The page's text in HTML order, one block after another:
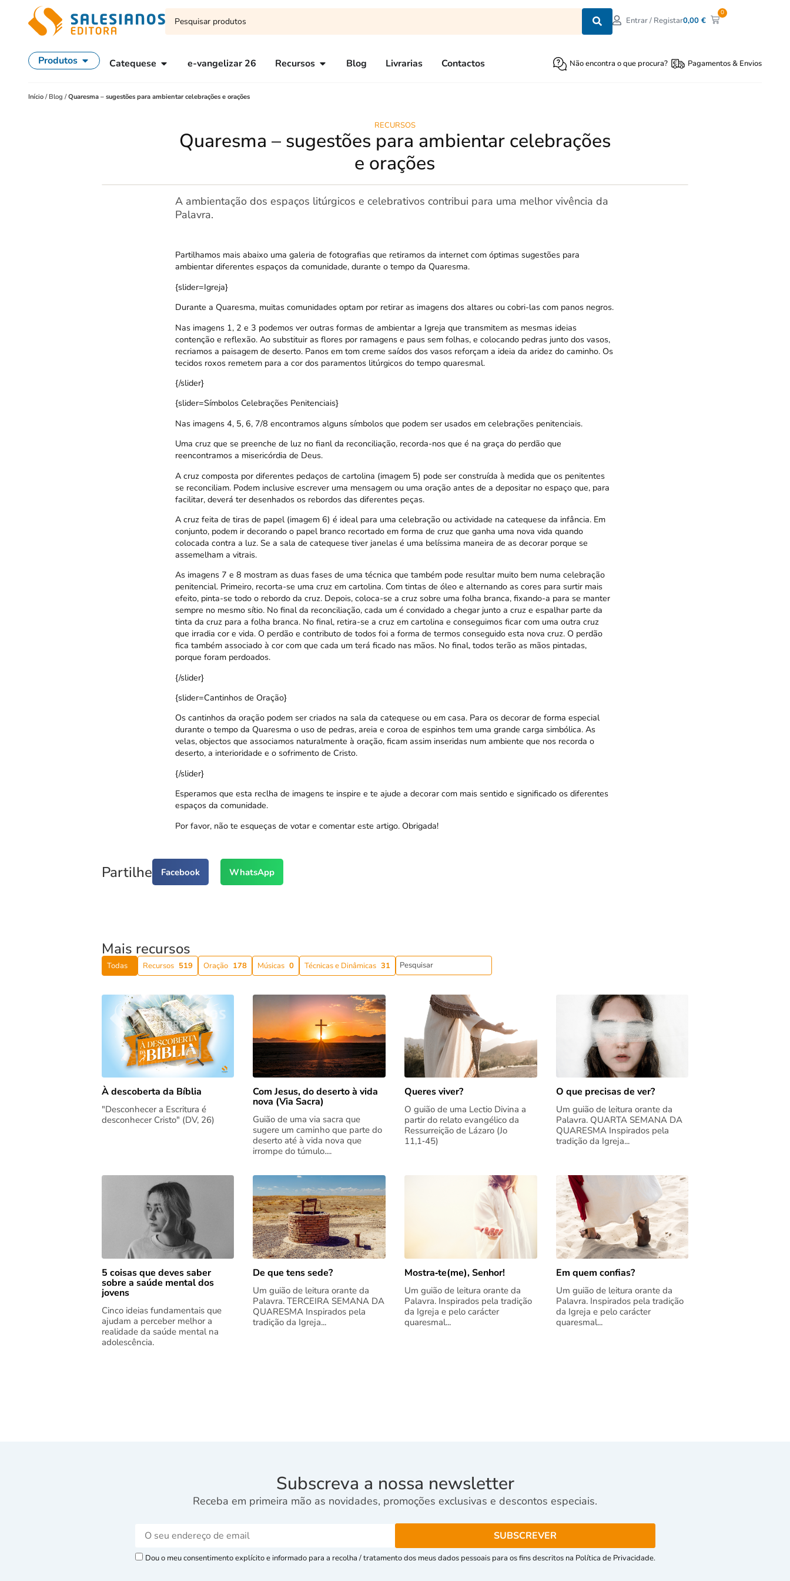
Entrar / Registar0,00€
0
Produtos Catequese e-vangelizar 26 Recursos Blog Livrarias Contactos Não encontra o que procura? Pagamentos & Envios
Início / Blog /Quaresma – sugestões para ambientar celebrações e orações
RECURSOS
Quaresma – sugestões para ambientar celebrações
e orações
A ambientação dos espaços litúrgicos e celebrativos contribui para uma melhor vivência da
Palavra.
Partilhamos mais abaixo uma galeria de fotografias que retiramos da internet com óptimas sugestões para
ambientar diferentes espaços da comunidade, durante o tempo da Quaresma.
{slider=Igreja}
Durante a Quaresma, muitas comunidades optam por retirar as imagens dos altares ou cobri-las com panos negros.
Nas imagens 1, 2 e 3 podemos ver outras formas de ambientar a Igreja que transmitem as mesmas ideias
contenção e reflexão. Ao substituir as flores por ramagens e paus sem folhas, e colocando pedras junto dos vasos,
recriamos a paisagem de deserto. Panos em tom creme saídos dos vasos reforçam a ideia da aridez do caminho. Os
tecidos roxos remetem para a cor dos paramentos litúrgicos do tempo quaresmal.
{/slider}
{slider=Símbolos Celebrações Penitenciais}
Nas imagens 4, 5, 6, 7/8 encontramos alguns símbolos que podem ser usados em celebrações penitenciais.
Uma cruz que se preenche de luz no fianl da reconciliação, recorda-nos que é na graça do perdão que
reencontramos a misericórdia de Deus.
A cruz composta por diferentes pedaços de cartolina (imagem 5) pode ser construída à medida que os penitentes
se reconciliam. Podem inclusive escrever uma mensagem ou uma oração antes de a depositar no espaço que, para
facilitar, deverá ter desenhados os rebordos das diferentes peças.
A cruz feita de tiras de papel (imagem 6) é ideal para uma celebração ou actividade na catequese da infância. Em
conjunto, podem ir decorando o papel branco recortado em forma de cruz que ganha uma nova vida quando
colocada contra a luz. Se a sala de catequese tiver janelas é uma belíssima maneira de as decorar porque se
assemelham a vitrais.
As imagens 7 e 8 mostram as duas fases de uma técnica que também pode resultar muito bem numa celebração
penitencial. Primeiro, recorta-se uma cruz em cartolina. Com tintas de óleo e alternando as cores para surtir mais
efeito, pinta-se todo o rebordo da cruz. Depois, coloca-se a cruz sobre uma folha branca, fixando-a para se manter
sempre no mesmo sítio. No final da reconciliação, cada um é convidado a chegar junto a cruz e espalhar parte da
tinta da cruz para a folha branca. No final, retira-se a cruz em cartolina e conseguimos ficar com uma outra cruz
que irradia cor e vida. O perdão e contributo de todos foi a forma de termos conseguido esta nova cruz. O perdão
fica também associado à cor com que cada um terá ficado nas mãos. No final, todos terão as mãos pintadas,
porque foram perdoados.
{/slider}
{slider=Cantinhos de Oração}
Os cantinhos da oração podem ser criados na sala da catequese ou em casa. Para os decorar de forma especial
durante o tempo da Quaresma o uso de pedras, areia e coroa de espinhos tem uma grande carga simbólica. As
velas, objectos que associamos naturalmente à oração, ficam assim inseridas num ambiente que nos recorda o
deserto, a interioridade e o sofrimento de Cristo.
{/slider}
Esperamos que esta reclha de imagens te inspire e te ajude a decorar com mais sentido e significado os diferentes
espaços da comunidade.
Por favor, não te esqueças de votar e comentar este artigo. Obrigada!
Partilhe Facebook WhatsApp
Mais recursos
Todas Recursos 519 Oração 178 Músicas 0 Técnicas e Dinâmicas 31
À descoberta da Bíblia
"Desconhecer a Escritura é
desconhecer Cristo" (DV, 26)
Com Jesus, do deserto à vida
nova (Via Sacra)
Guião de uma via sacra que
sugere um caminho que parte do
deserto até à vida nova que
irrompe do túmulo....
Queres viver?
O guião de uma Lectio Divina a
partir do relato evangélico da
Ressurreição de Lázaro (Jo
11,1‑45)
O que precisas de ver?
Um guião de leitura orante da
Palavra. QUARTA SEMANA DA
QUARESMA Inspirados pela
tradição da Igreja...
5 coisas que deves saber
sobre a saúde mental dos
jovens
Cinco ideias fundamentais que
ajudam a perceber melhor a
realidade da saúde mental na
adolescência.
De que tens sede?
Um guião de leitura orante da
Palavra. TERCEIRA SEMANA DA
QUARESMA Inspirados pela
tradição da Igreja...
Mostra‑te(me), Senhor!
Um guião de leitura orante da
Palavra. Inspirados pela tradição
da Igreja e pelo carácter
quaresmal...
Em quem confias?
Um guião de leitura orante da
Palavra. Inspirados pela tradição
da Igreja e pelo carácter
quaresmal...
Subscreva a nossa newsletter
Receba em primeira mão as novidades, promoções exclusivas e descontos especiais.
Dou o meu consentimento explícito e informado para a recolha / tratamento dos meus dados pessoais para os fins descritos na Política de Privacidade.